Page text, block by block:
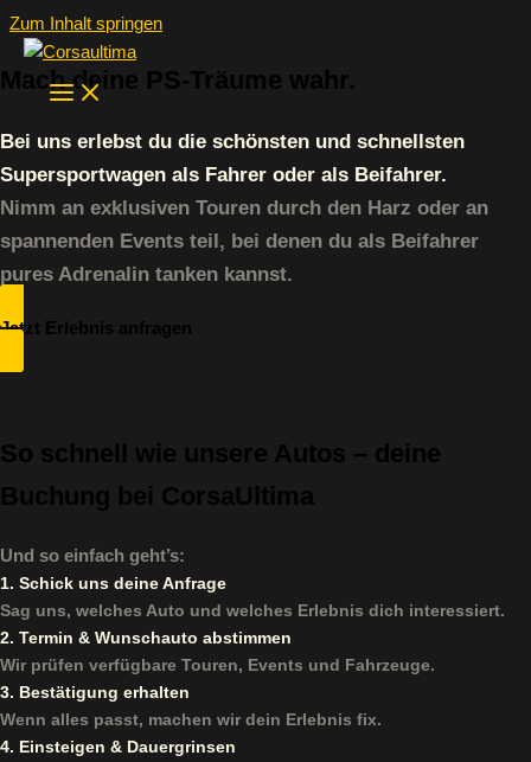
Zum Inhalt springen
Mach deine PS-Träume wahr.
Bei uns erlebst du die schönsten und schnellsten
Supersportwagen als Fahrer oder als Beifahrer.
Nimm an exklusiven Touren durch den Harz oder an
spannenden Events teil, bei denen du als Beifahrer
pures Adrenalin tanken kannst.
Jetzt Erlebnis anfragen
So schnell wie unsere Autos – deine
Buchung bei CorsaUltima
Und so einfach geht’s:
1. Schick uns deine Anfrage
Sag uns, welches Auto und welches Erlebnis dich interessiert.
2. Termin & Wunschauto abstimmen
Wir prüfen verfügbare Touren, Events und Fahrzeuge.
3. Bestätigung erhalten
Wenn alles passt, machen wir dein Erlebnis fix.
4. Einsteigen & Dauergrinsen